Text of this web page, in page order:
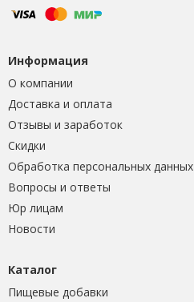
Информация
О компании
Доставка и оплата
Отзывы и заработок
Скидки
Обработка персональных данных
Вопросы и ответы
Юр лицам
Новости
Каталог
Пищевые добавки